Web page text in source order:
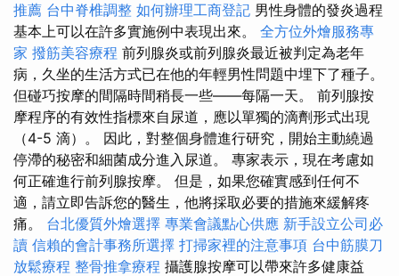
推薦 台中脊椎調整 如何辦理工商登記 男性身體的發炎過程
基本上可以在許多實施例中表現出來。 全方位外燴服務專
家 撥筋美容療程 前列腺炎或前列腺炎最近被判定為老年
病，久坐的生活方式已在他的年輕男性問題中埋下了種子。
但碰巧按摩的間隔時間稍長一些——每隔一天。 前列腺按
摩程序的有效性指標來自尿道，應以單獨的滴劑形式出現
（4-5 滴）。 因此，對整個身體進行研究，開始主動繞過
停滯的秘密和細菌成分進入尿道。 專家表示，現在考慮如
何正確進行前列腺按摩。 但是，如果您確實感到任何不
適，請立即告訴您的醫生，他將採取必要的措施來緩解疼
痛。 台北優質外燴選擇 專業會議點心供應 新手設立公司必
讀 信賴的會計事務所選擇 打掃家裡的注意事項 台中筋膜刀
放鬆療程 整骨推拿療程 攝護腺按摩可以帶來許多健康益